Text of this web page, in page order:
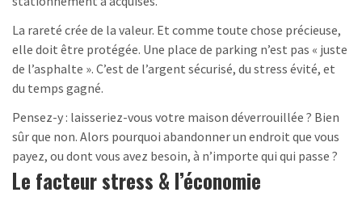
La rareté crée de la valeur. Et comme toute chose précieuse,
elle doit être protégée. Une place de parking n’est pas « juste
de l’asphalte ». C’est de l’argent sécurisé, du stress évité, et
du temps gagné.
Pensez-y : laisseriez-vous votre maison déverrouillée ? Bien
sûr que non. Alors pourquoi abandonner un endroit que vous
payez, ou dont vous avez besoin, à n’importe qui qui passe ?
Le facteur stress & l’économie